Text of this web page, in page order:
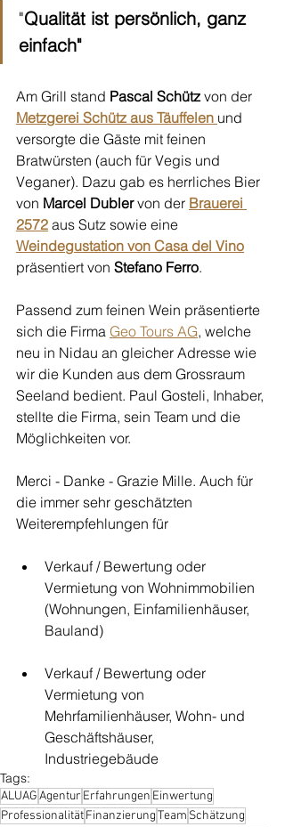
"Qualität ist persönlich, ganz
einfach"
Am Grill stand Pascal Schütz von der
Metzgerei Schütz aus Täuffelen und
versorgte die Gäste mit feinen
Bratwürsten (auch für Vegis und
Veganer). Dazu gab es herrliches Bier
von Marcel Dubler von der Brauerei
2572 aus Sutz sowie eine
Weindegustation von Casa del Vino
präsentiert von Stefano Ferro.
Passend zum feinen Wein präsentierte
sich die Firma Geo Tours AG, welche
neu in Nidau an gleicher Adresse wie
wir die Kunden aus dem Grossraum
Seeland bedient. Paul Gosteli, Inhaber,
stellte die Firma, sein Team und die
Möglichkeiten vor.
Merci - Danke - Grazie Mille. Auch für
die immer sehr geschätzten
Weiterempfehlungen für
Verkauf / Bewertung oder
Vermietung von Wohnimmobilien
(Wohnungen, Einfamilienhäuser,
Bauland)
Verkauf / Bewertung oder
Vermietung von
Mehrfamilienhäuser, Wohn- und
Geschäftshäuser,
Industriegebäude
Tags:
ALUAGAgentur Erfahrungen Einwertung
ProfessionalitätFinanzierungTeam Schätzung